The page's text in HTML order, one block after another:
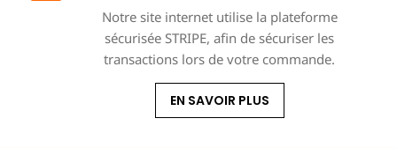
Notre site internet utilise la plateforme
sécurisée STRIPE, afin de sécuriser les
transactions lors de votre commande.
EN SAVOIR PLUS